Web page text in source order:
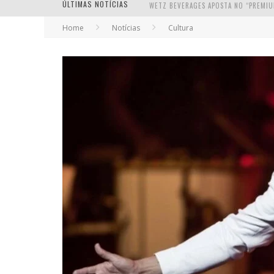
ÚLTIMAS NOTÍCIAS
Home Notícias Cultura